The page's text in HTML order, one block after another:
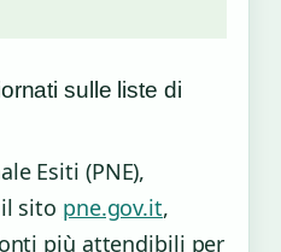
sulle liste di
Esiti (PNE),
sito pne.gov.it,
più attendibili per